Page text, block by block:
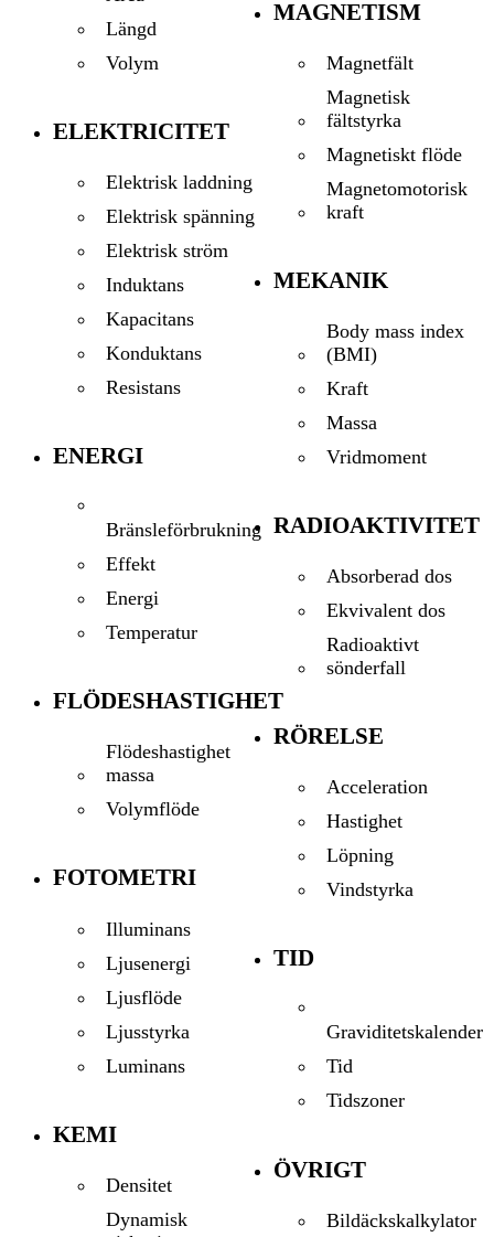
Längd
Volym
ELEKTRICITET
Elektrisk laddning
Elektrisk spänning
Elektrisk ström
Induktans
Kapacitans
Konduktans
Resistans
ENERGI
Bränsleförbrukning
Effekt
Energi
Temperatur
FLÖDESHASTIGHET
Flödeshastighet
massa
Volymflöde
FOTOMETRI
Illuminans
Ljusenergi
Ljusflöde
Ljusstyrka
Luminans
KEMI
Densitet
Dynamisk
MAGNETISM
Magnetfält
Magnetisk
fältstyrka
Magnetiskt flöde
Magnetomotorisk
kraft
MEKANIK
Body mass index
(BMI)
Kraft
Massa
Vridmoment
RADIOAKTIVITET
Absorberad dos
Ekvivalent dos
Radioaktivt
sönderfall
RÖRELSE
Acceleration
Hastighet
Löpning
Vindstyrka
TID
Graviditetskalender
Tid
Tidszoner
ÖVRIGT
Bildäckskalkylator